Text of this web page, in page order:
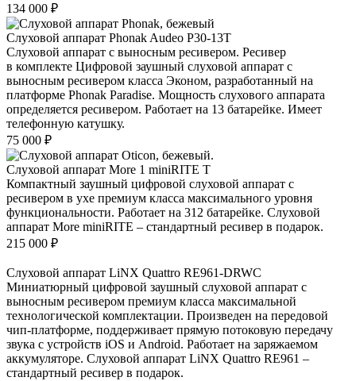
134 000 ₽
Слуховой аппарат Phonak Audeo P30-13Т
Слуховой аппарат с выносным ресивером. Ресивер
в комплекте Цифровой заушный слуховой аппарат с
выносным ресивером класса Эконом, разработанный на
платформе Phonak Paradise. Мощность слухового аппарата
определяется ресивером. Работает на 13 батарейке. Имеет
телефонную катушку.
75 000 ₽
Слуховой аппарат More 1 miniRITE T
Компактный заушный цифровой слуховой аппарат с
ресивером в ухе премиум класса максимального уровня
функциональности. Работает на 312 батарейке. Слуховой
аппарат More miniRITE – стандартный ресивер в подарок.
215 000 ₽
Слуховой аппарат LiNX Quattro RE961-DRWC
Миниатюрный цифровой заушный слуховой аппарат с
выносным ресивером премиум класса максимальной
технологической комплектации. Произведен на передовой
чип-платформе, поддерживает прямую потоковую передачу
звука с устройств iOS и Android. Работает на заряжаемом
аккумуляторе. Слуховой аппарат LiNX Quattro RE961 –
стандартный ресивер в подарок.